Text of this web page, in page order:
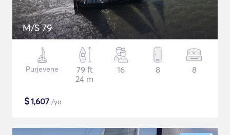
M/S 79
Purjevene
79 ft
24 m
16 8 8
$1,607 /yö